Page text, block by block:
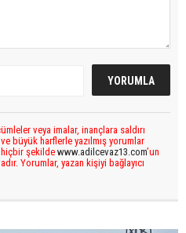
veya imalar, inançlara saldırı
büyük harflerle yazılmış yorumlar
hiçbir şekilde www.adilcevaz13.com’un
Yorumlar, yazan kişiyi bağlayıcı